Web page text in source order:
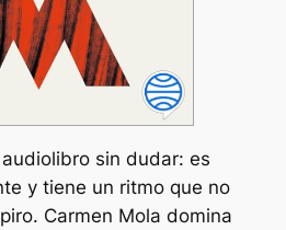
sin dudar: es
y tiene un ritmo que no
Carmen Mola domina